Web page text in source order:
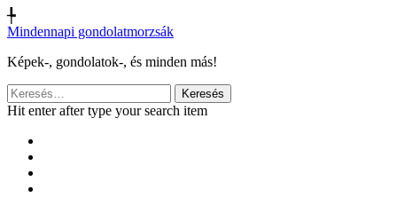
╄
Mindennapi gondolatmorzsák
Képek-, gondolatok-, és minden más!
Keresés:
Hit enter after type your search item